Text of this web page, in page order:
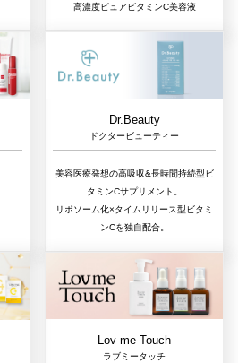
高濃度ピュアビタミンC美容液
Dr.Beauty
ドクタービューティー
美容医療発想の高吸収&長時間持続型ビ
タミンCサプリメント。
リポソーム化×タイムリリース型ビタミ
ンCを独自配合。
Lov me Touch
ラブミータッチ